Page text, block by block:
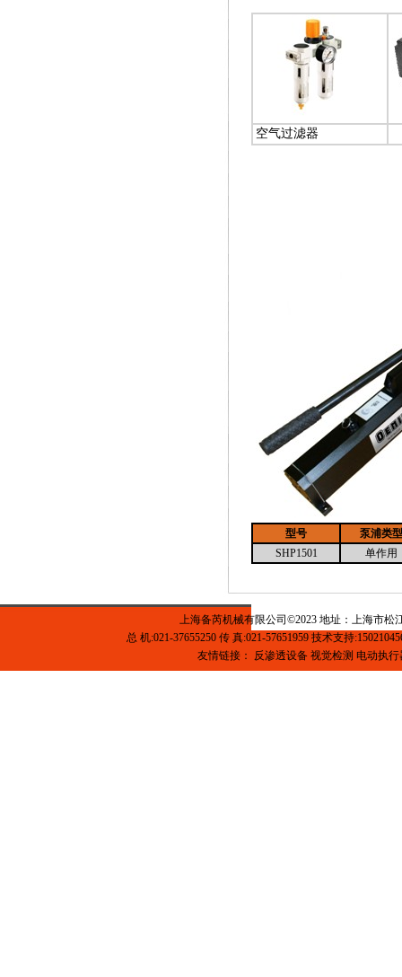
空气过滤器
型号
泵浦类型
SHP1501
单作用
上海备芮机械有限公司©2023 地址：上海市松
总 机:021-37655250 传 真:021-57651959 技术支持
友情链接： 反渗透设备 视觉检测 电动执行